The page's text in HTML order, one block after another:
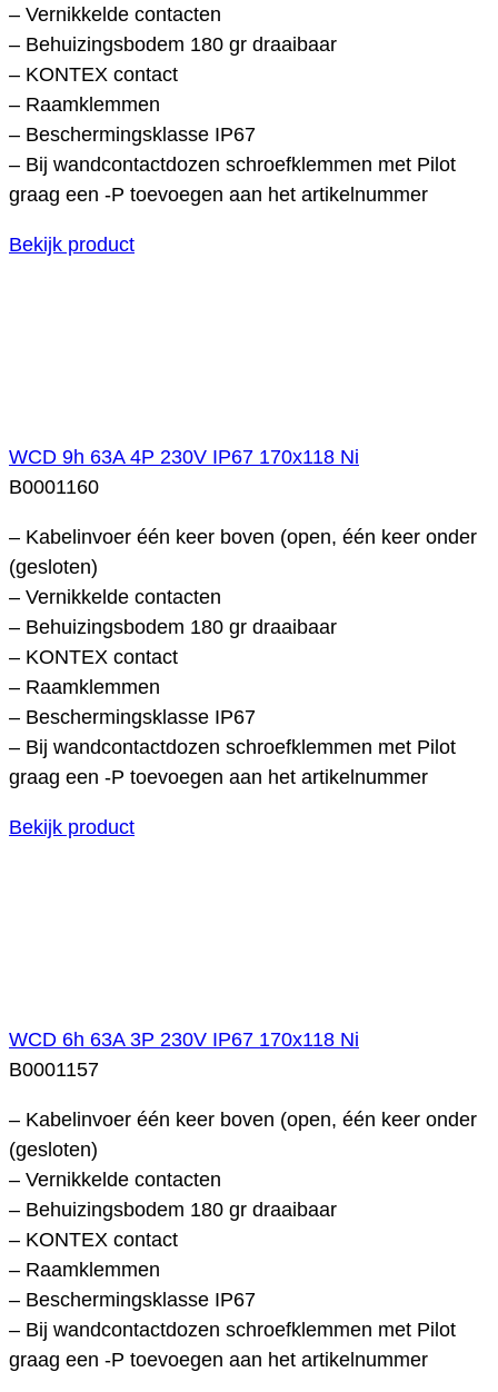
– Vernikkelde contacten
– Behuizingsbodem 180 gr draaibaar
– KONTEX contact
– Raamklemmen
– Beschermingsklasse IP67
– Bij wandcontactdozen schroefklemmen met Pilot
graag een -P toevoegen aan het artikelnummer
Bekijk product
WCD 9h 63A 4P 230V IP67 170x118 Ni
B0001160
– Kabelinvoer één keer boven (open, één keer onder
(gesloten)
– Vernikkelde contacten
– Behuizingsbodem 180 gr draaibaar
– KONTEX contact
– Raamklemmen
– Beschermingsklasse IP67
– Bij wandcontactdozen schroefklemmen met Pilot
graag een -P toevoegen aan het artikelnummer
Bekijk product
WCD 6h 63A 3P 230V IP67 170x118 Ni
B0001157
– Kabelinvoer één keer boven (open, één keer onder
(gesloten)
– Vernikkelde contacten
– Behuizingsbodem 180 gr draaibaar
– KONTEX contact
– Raamklemmen
– Beschermingsklasse IP67
– Bij wandcontactdozen schroefklemmen met Pilot
graag een -P toevoegen aan het artikelnummer